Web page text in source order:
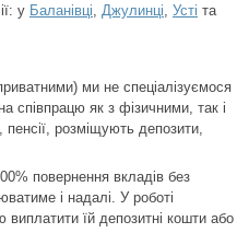
у Баланівці Джулинці Усті та
ми не спеціалізуємося
співпрацю як з фізичними, так і
розміщують депозити,
повернення вкладів без
і надалі. У роботі
їй депозитні кошти або